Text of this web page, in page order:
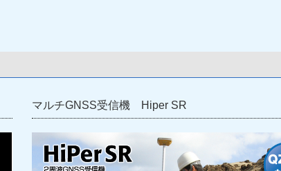
マルチGNSS受信機 Hiper SR